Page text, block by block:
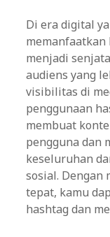
Di era digital
menjadi
audiens yang
visibilitas di
penggunaan
membuat
pengguna dan
keseluruhan
sosial. Dengan
tepat, kamu
hashtag dan